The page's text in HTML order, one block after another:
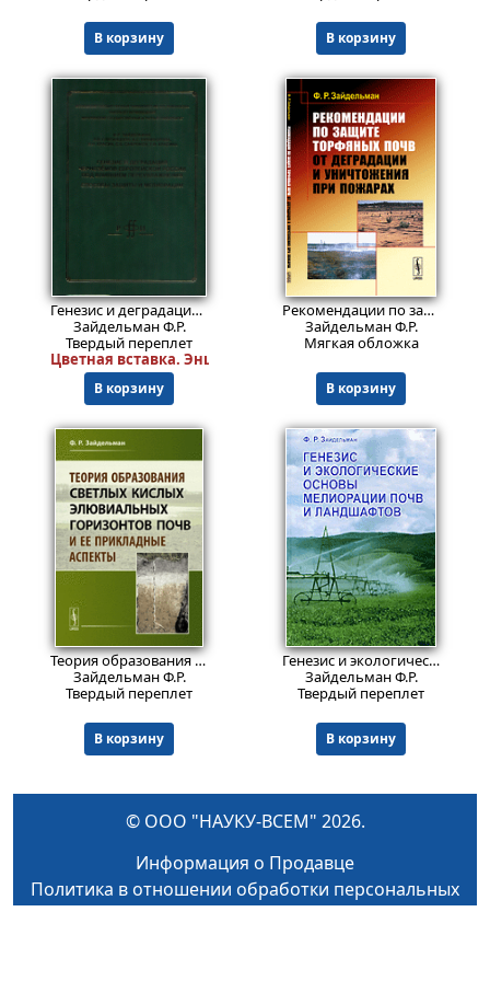
В корзину В корзину
1999₽
Генезис и деградация черноземов Европейской России под влиянием переувлажнения: способы защиты и мелиорации
Зайдельман Ф.Р.
Твердый переплет
Цветная вставка. Энциклопедический формат (205мм x
В корзину
525
Рекомендации по защите торфяных почв от деградации и уничтожения при пожарах
Зайдельман Ф.Р.
Мягкая обложка
В корзину
1579₽
Теория образования светлых кислых элювиальных горизонтов почв и ее прикладные аспекты
Зайдельман Ф.Р.
Твердый переплет
В корзину
1116₽
Генезис и экологические основы мелиорации почв и ландшафтов
Зайдельман Ф.Р.
Твердый переплет
В корзину
© ООО "НАУКУ-ВСЕМ" 2026.
Информация о Продавце
Политика в отношении обработки персональных